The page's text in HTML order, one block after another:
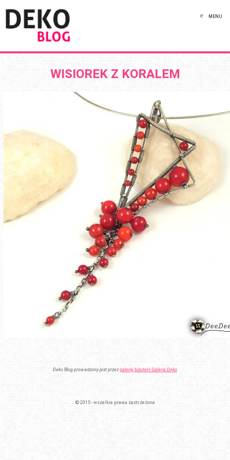
MENU
WISIOREK Z KORALEM
Deko Blog prowadzony jest przezgalerię biżuterii Galeria Deko
© 2015 - wszelkie prawa zastrzeżone